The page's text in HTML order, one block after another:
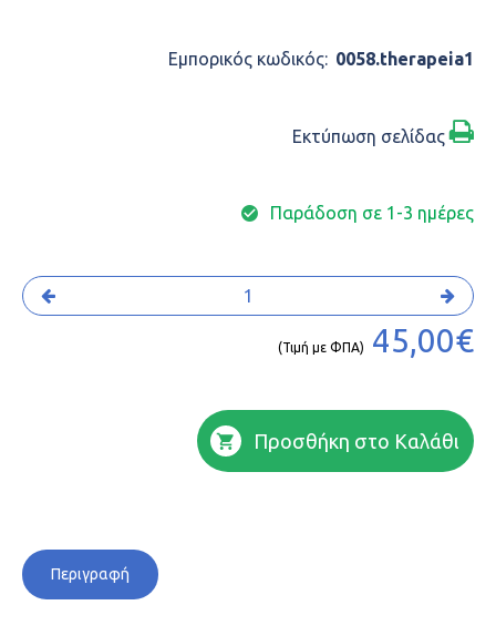
Εμπορικός κωδικός: 0058.therapeia1
Παράδοση σε 1-3 ημέρες
(Τιμή με ΦΠΑ) 45,00€
Προσθήκη στο Καλάθι
Εκτύπωση σελίδας
Περιγραφή